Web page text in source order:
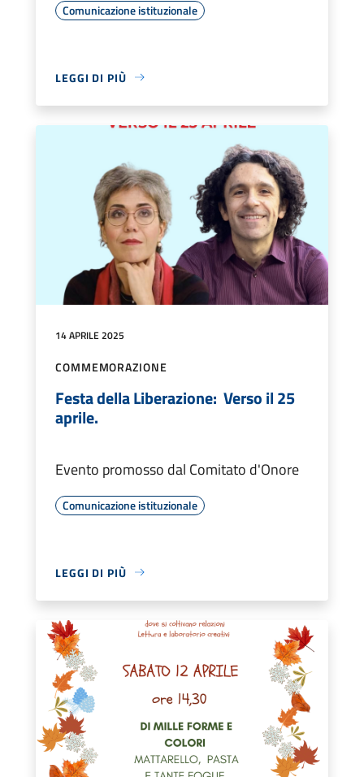
Comunicazione istituzionale
LEGGI DI PIÙ
14 APRILE 2025
COMMEMORAZIONE
Festa della Liberazione: Verso il 25
aprile.
Evento promosso dal Comitato d'Onore
Comunicazione istituzionale
LEGGI DI PIÙ